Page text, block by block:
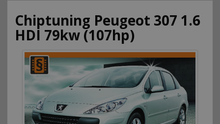
Chiptuning Peugeot 307 1.6
HDI 79kw (107hp)